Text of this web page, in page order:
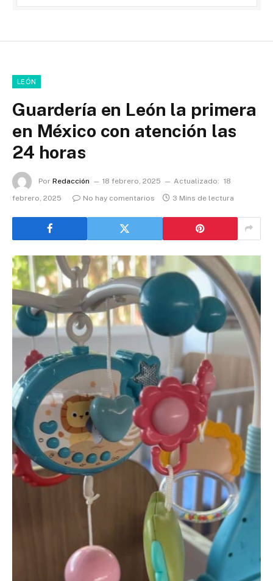
LEÓN
Guardería en León la primera
en México con atención las
24 horas
Por Redacción 18 febrero, 2025 Actualizado: 18
febrero, 2025
No hay comentarios 3 Mins de lectura